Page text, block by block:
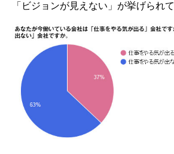
「ビジョンが見えない」が挙げられて